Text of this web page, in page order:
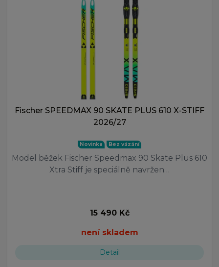
Fischer SPEEDMAX 90 SKATE PLUS 610 X-STIFF
2026/27
Novinka Bez vázání
Model běžek Fischer Speedmax 90 Skate Plus 610
Xtra Stiff je speciálně navržen…
15 490 Kč
není skladem
Detail